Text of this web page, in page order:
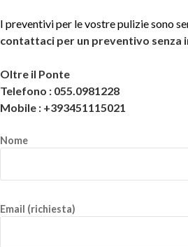
I preventivi per le vostre pulizie sono
contattaci per un preventivo senza
Oltre il Ponte
Telefono : 055.0981228
Mobile : +393451115021
Nome
Email (richiesta)